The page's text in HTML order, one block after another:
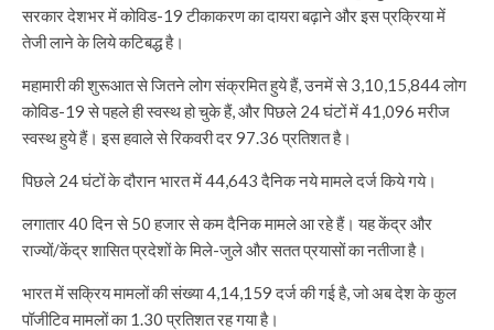
सरकार देशभर में कोविड-19 टीकाकरण का दायरा बढ़ाने और इस प्रक्रिया में
तेजी लाने के लिये कटिबद्ध है।
महामारी की शुरूआत से जितने लोग संक्रमित हुये हैं, उनमें से 3,10,15,844 लोग
कोविड-19 से पहले ही स्वस्थ हो चुके हैं, और पिछले 24 घंटों में 41,096 मरीज
स्वस्थ हुये हैं। इस हवाले से रिकवरी दर 97.36 प्रतिशत है।
पिछले 24 घंटों के दौरान भारत में 44,643 दैनिक नये मामले दर्ज किये गये।
लगातार 40 दिन से 50 हजार से कम दैनिक मामले आ रहे हैं। यह केंद्र और
राज्यों/केंद्र शासित प्रदेशों के मिले-जुले और सतत प्रयासों का नतीजा है।
भारत में सक्रिय मामलों की संख्या 4,14,159 दर्ज की गई है, जो अब देश के कुल
पॉजीटिव मामलों का 1.30 प्रतिशत रह गया है।